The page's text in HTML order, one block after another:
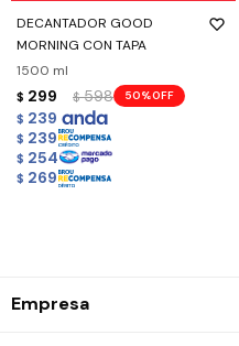
DECANTADOR GOOD
MORNING CON TAPA
1500 ml
$ 299 $ 598 50
$ 239
$ 239
$ 254
$ 269
Empresa